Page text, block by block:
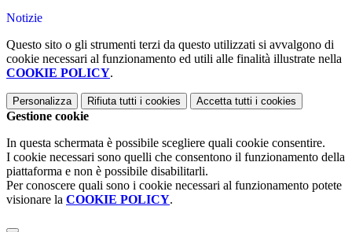
Notizie
Questo sito o gli strumenti terzi da questo utilizzati si avvalgono di
cookie necessari al funzionamento ed utili alle finalità illustrate nella
COOKIE POLICY.
Personalizza Rifiuta tutti i cookies Accetta tutti i cookies
Gestione cookie
In questa schermata è possibile scegliere quali cookie consentire.
I cookie necessari sono quelli che consentono il funzionamento della
piattaforma e non è possibile disabilitarli.
Per conoscere quali sono i cookie necessari al funzionamento potete
visionare la COOKIE POLICY.